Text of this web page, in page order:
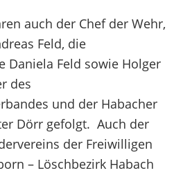
auch der Chef der Wehr,
Feld, die
Daniela Feld sowie Holger
des
und der Habacher
Dörr gefolgt. Auch der
der Freiwilligen
– Löschbezirk Habach